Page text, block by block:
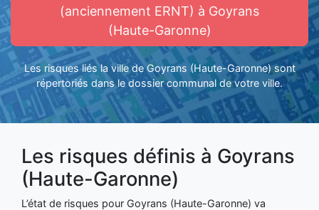
(anciennement ERNT) à Goyrans
(Haute-Garonne)
Les risques liés la ville de Goyrans (Haute-Garonne) sont
répertoriés dans le dossier communal de votre ville.
Les risques définis à Goyrans
(Haute-Garonne)
L’état de risques pour Goyrans (Haute-Garonne) va